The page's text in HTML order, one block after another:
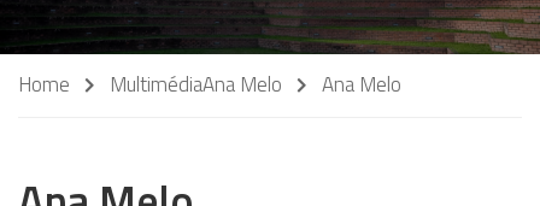
Home MultimédiaAna Melo Ana Melo